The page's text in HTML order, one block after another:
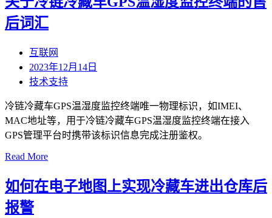
后词汇
互联网
2023年12月14日
技术支持
冷链冷藏车GPS温湿度监控终端唯一物理标识，如IMEI、
MAC地址等，用于冷链冷藏车GPS温湿度监控终端在接入
GPS管理平台时携带该标识信息完成注册鉴权。
Read More
如何在电子地图上实现冷藏车进出仓库后
报警